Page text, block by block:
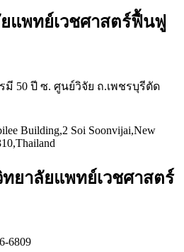
แพทย์เวชศาสตร์ฟื้นฟู
มี 50 ปี ซ. ศูนย์วิจัย ถ.เพชรบุรีตัด
Building,2 Soi Soonvijai,New
ยาลัยแพทย์เวชศาสตร์
6809